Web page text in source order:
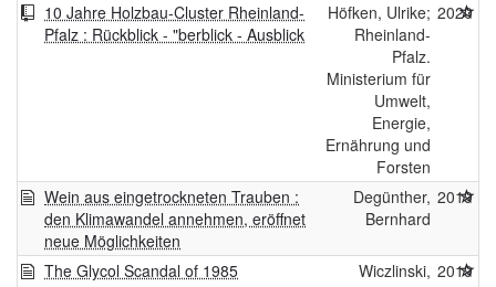
10 Jahre Holzbau-Cluster Rheinland-
Pfalz : Rückblick - "berblick - Ausblick
Höfken, Ulrike;
Rheinland-
Pfalz.
Ministerium für
Umwelt,
Energie,
Ernährung und
Forsten
2020
Wein aus eingetrockneten Trauben :
den Klimawandel annehmen, eröffnet
neue Möglichkeiten
Degünther,
Bernhard
2019
The Glycol Scandal of 1985
Wiczlinski, 2019